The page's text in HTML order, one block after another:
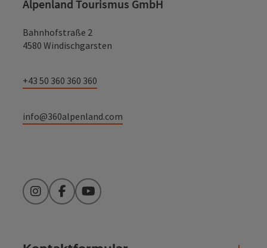
Alpenland Tourismus GmbH
Bahnhofstraße 2
4580 Windischgarsten
+43 50 360 360 360
info@360alpenland.com
InstagramFacebookYouTube